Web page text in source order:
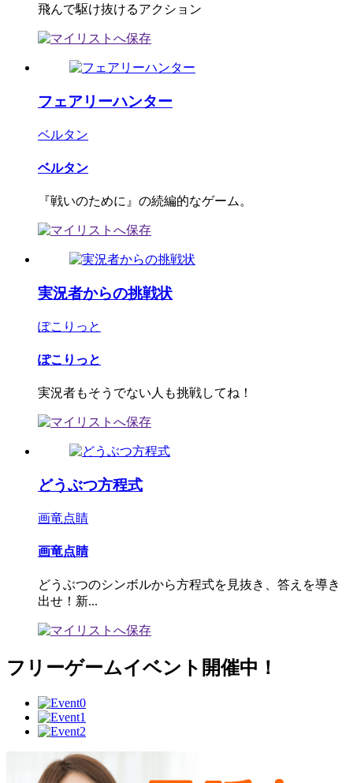
飛んで駆け抜けるアクション
フェアリーハンター
ベルタン
ベルタン
『戦いのために』の続編的なゲーム。
実況者からの挑戦状
ぽこりっと
ぽこりっと
実況者もそうでない人も挑戦してね！
どうぶつ方程式
画竜点睛
画竜点睛
どうぶつのシンボルから方程式を見抜き、答えを導き
出せ！新...
フリーゲームイベント開催中！